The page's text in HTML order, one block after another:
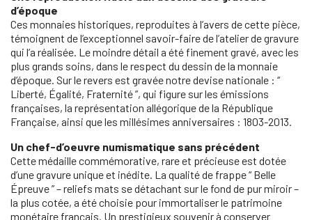
d’époque
Ces monnaies historiques, reproduites à l’avers de cette pièce,
témoignent de l’exceptionnel savoir-faire de l’atelier de gravure
qui l’a réalisée. Le moindre détail a été finement gravé, avec les
plus grands soins, dans le respect du dessin de la monnaie
d’époque. Sur le revers est gravée notre devise nationale : “
Liberté, Égalité, Fraternité ”, qui figure sur les émissions
françaises, la représentation allégorique de la République
Française, ainsi que les millésimes anniversaires : 1803-2013.
Un chef-d’oeuvre numismatique sans précédent
Cette médaille commémorative, rare et précieuse est dotée
d’une gravure unique et inédite. La qualité de frappe “ Belle
Épreuve ” – reliefs mats se détachant sur le fond de pur miroir –
la plus cotée, a été choisie pour immortaliser le patrimoine
monétaire français. Un prestigieux souvenir à conserver